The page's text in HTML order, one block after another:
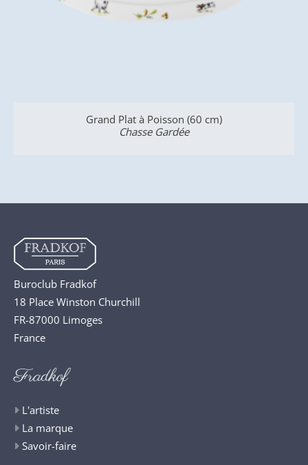
Grand Plat à Poisson (60 cm)
Chasse Gardée
Buroclub Fradkof
18 Place Winston Churchill
FR-87000 Limoges
France
Fradkof
L'artiste
La marque
Savoir-faire